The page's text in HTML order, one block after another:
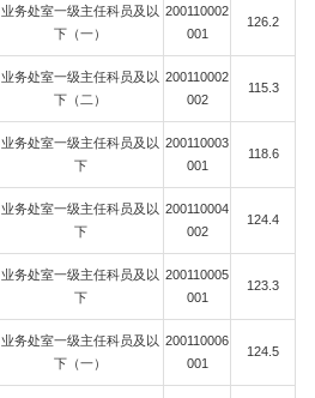
业务处室一级主任科员及以
下（一）
200110002
001
126.2
业务处室一级主任科员及以
下（二）
200110002
002
115.3
业务处室一级主任科员及以
下
200110003
001
118.6
业务处室一级主任科员及以
下
200110004
002
124.4
业务处室一级主任科员及以
下
200110005
001
123.3
业务处室一级主任科员及以
下（一）
200110006
001
124.5